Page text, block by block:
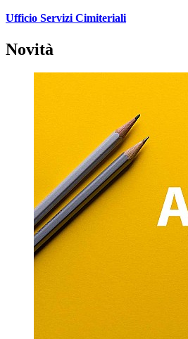
Ufficio Servizi Cimiteriali
Novità